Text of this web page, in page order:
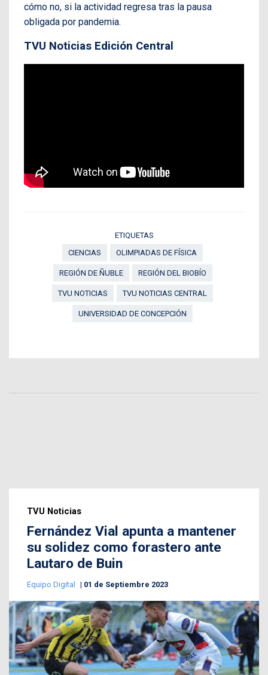
cómo no, si la actividad regresa tras la pausa
obligada por pandemia.
TVU Noticias Edición Central
ETIQUETAS
CIENCIAS
OLIMPIADAS DE FÍSICA
REGIÓN DE ÑUBLE REGIÓN DEL BIOBÍO
TVU NOTICIAS TVU NOTICIAS CENTRAL
UNIVERSIDAD DE CONCEPCIÓN
TVU Noticias
Fernández Vial apunta a mantener
su solidez como forastero ante
Lautaro de Buin
Equipo Digital 01 de Septiembre 2023